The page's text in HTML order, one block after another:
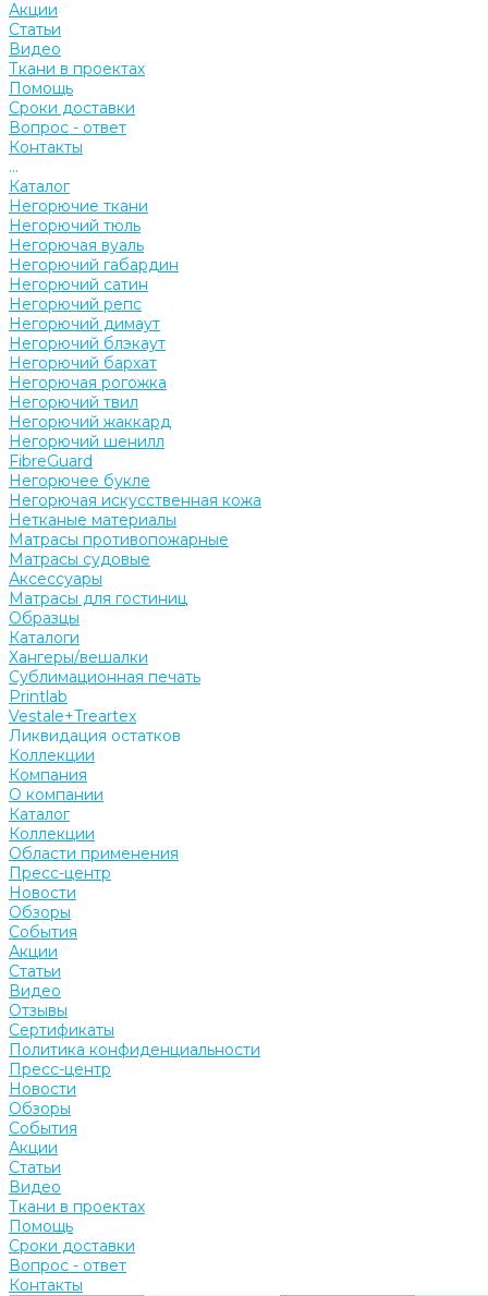
Акции
Статьи
Видео
Ткани в проектах
Помощь
Сроки доставки
Вопрос - ответ
Контакты
...
Каталог
Негорючие ткани
Негорючий тюль
Негорючая вуаль
Негорючий габардин
Негорючий сатин
Негорючий репс
Негорючий димаут
Негорючий блэкаут
Негорючий бархат
Негорючая рогожка
Негорючий твил
Негорючий жаккард
Негорючий шенилл
FibreGuard
Негорючее букле
Негорючая искусственная кожа
Нетканые материалы
Матрасы противопожарные
Матрасы судовые
Аксессуары
Матрасы для гостиниц
Образцы
Каталоги
Хангеры/вешалки
Сублимационная печать
Printlab
Vestale+Treartex
Ликвидация остатков
Коллекции
Компания
О компании
Каталог
Коллекции
Области применения
Пресс-центр
Новости
Обзоры
События
Акции
Статьи
Видео
Отзывы
Сертификаты
Политика конфиденциальности
Пресс-центр
Новости
Обзоры
События
Акции
Статьи
Видео
Ткани в проектах
Помощь
Сроки доставки
Вопрос - ответ
Контакты